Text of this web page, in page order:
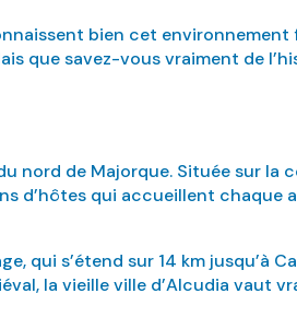
bien cet environnement
que savez-vous vraiment de
nord de Majorque. Située sur la
d’hôtes qui accueillent chaque
qui s’étend sur 14 km jusqu’à
la vieille ville d’Alcudia vaut